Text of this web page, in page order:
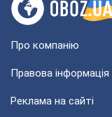
Про компанію
Правова інформація
Реклама на сайті